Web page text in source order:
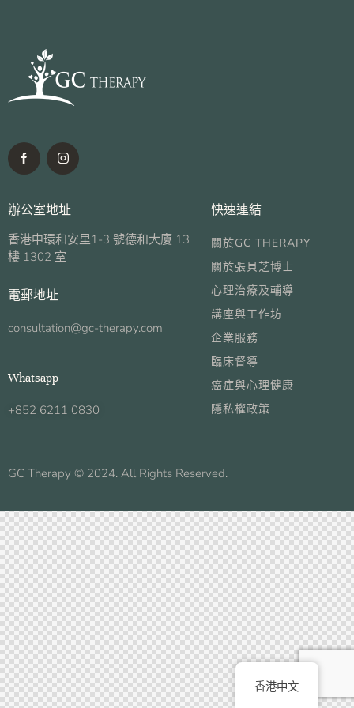
辦公室地址
香港中環和安里1-3 號德和大廈 13
樓 1302 室
電郵地址
consultation@gc-therapy.com
Whatsapp
+852 6211 0830
快速連結
關於GC THERAPY
關於張貝芝博士
心理治療及輔導
講座與工作坊
企業服務
臨床督導
癌症與心理健康
隱私權政策
GC Therapy © 2024. All Rights Reserved.
香港中文